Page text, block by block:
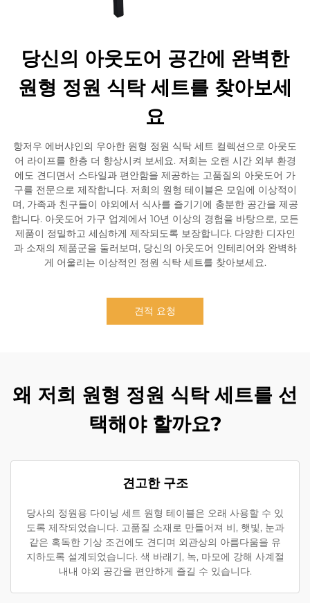
당신의 아웃도어 공간에 완벽한
원형 정원 식탁 세트를 찾아보세
요
항저우 에버샤인의 우아한 원형 정원 식탁 세트 컬렉션으로 아웃도
어 라이프를 한층 더 향상시켜 보세요. 저희는 오랜 시간 외부 환경
에도 견디면서 스타일과 편안함을 제공하는 고품질의 아웃도어 가
구를 전문으로 제작합니다. 저희의 원형 테이블은 모임에 이상적이
며, 가족과 친구들이 야외에서 식사를 즐기기에 충분한 공간을 제공
합니다. 아웃도어 가구 업계에서 10년 이상의 경험을 바탕으로, 모든
제품이 정밀하고 세심하게 제작되도록 보장합니다. 다양한 디자인
과 소재의 제품군을 둘러보며, 당신의 아웃도어 인테리어와 완벽하
게 어울리는 이상적인 정원 식탁 세트를 찾아보세요.
견적 요청
왜 저희 원형 정원 식탁 세트를 선
택해야 할까요?
견고한 구조
당사의 정원용 다이닝 세트 원형 테이블은 오래 사용할 수 있
도록 제작되었습니다. 고품질 소재로 만들어져 비, 햇빛, 눈과
같은 혹독한 기상 조건에도 견디며 외관상의 아름다움을 유
지하도록 설계되었습니다. 색 바래기, 녹, 마모에 강해 사계절
내내 야외 공간을 편안하게 즐길 수 있습니다.